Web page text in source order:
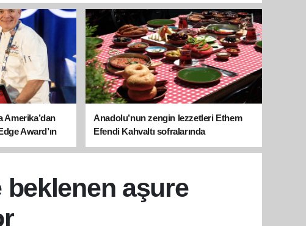
Amerika’dan
Award’ın
Anadolu’nun zengin lezzetleri Ethem
Efendi Kahvaltı sofralarında
beklenen aşure